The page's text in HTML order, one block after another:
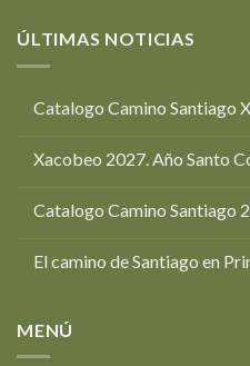
ÚLTIMAS NOTICIAS
Catalogo Camino Santiago
Xacobeo 2027. Año Santo
Catalogo Camino Santiago
El camino de Santiago en
MENÚ